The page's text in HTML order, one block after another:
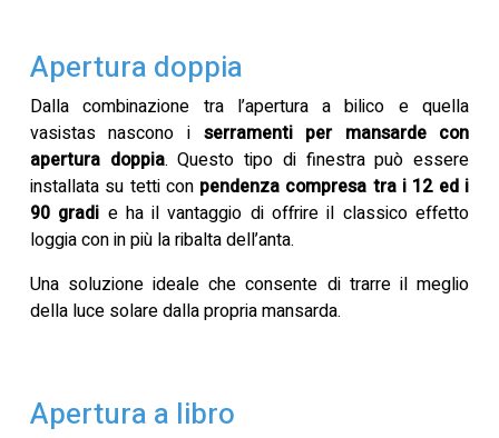
Apertura doppia
Dalla combinazione tra l’apertura a bilico e quella
vasistas nascono i serramenti per mansarde con
apertura doppia. Questo tipo di finestra può essere
installata su tetti con pendenza compresa tra i 12 ed i
90 gradi e ha il vantaggio di offrire il classico effetto
loggia con in più la ribalta dell’anta.
Una soluzione ideale che consente di trarre il meglio
della luce solare dalla propria mansarda.
Apertura a libro